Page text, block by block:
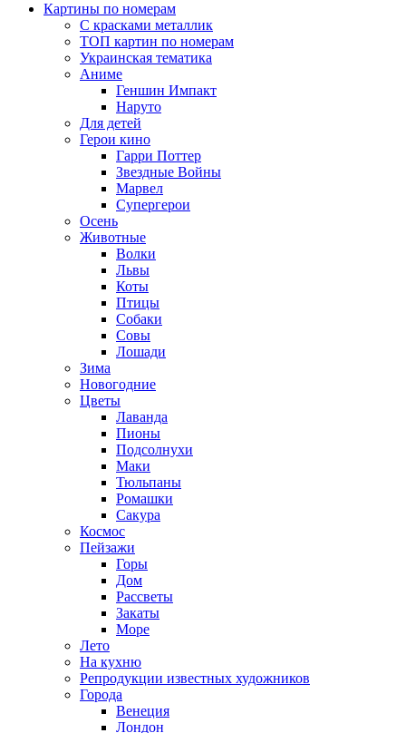
Картины по номерам
С красками металлик
ТОП картин по номерам
Украинская тематика
Аниме
Геншин Импакт
Наруто
Для детей
Герои кино
Гарри Поттер
Звездные Войны
Марвел
Супергерои
Осень
Животные
Волки
Львы
Коты
Птицы
Собаки
Совы
Лошади
Зима
Новогодние
Цветы
Лаванда
Пионы
Подсолнухи
Маки
Тюльпаны
Ромашки
Сакура
Космос
Пейзажи
Горы
Дом
Рассветы
Закаты
Море
Лето
На кухню
Репродукции известных художников
Города
Венеция
Лондон